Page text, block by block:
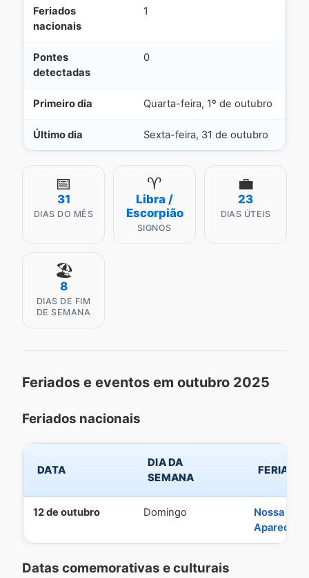
Feriados
nacionais
1
Pontes
detectadas
0
Primeiro dia Quarta-feira, 1º de outubro
Último dia Sexta-feira, 31 de outubro
📅
31
DIAS DO MÊS
♈
Libra /
Escorpião
SIGNOS
💼
23
DIAS ÚTEIS
🏖️
8
DIAS DE FIM
DE SEMANA
Feriados e eventos em outubro 2025
Feriados nacionais
DATA
DIA DA
SEMANA
FERIADO
12 de outubro Domingo
Nossa Sra.
Aparecida
Datas comemorativas e culturais